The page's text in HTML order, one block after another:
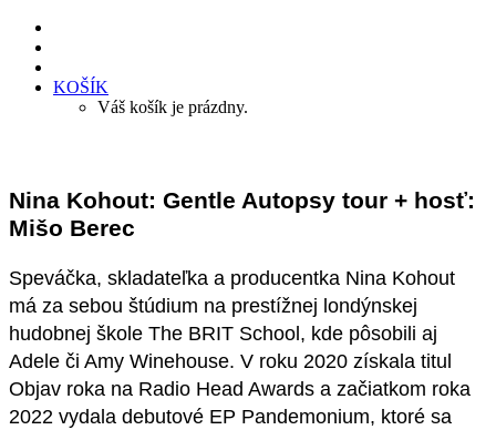
KOŠÍK
Váš košík je prázdny.
Nina Kohout: Gentle Autopsy tour + hosť:
Mišo Berec
Speváčka, skladateľka a producentka Nina Kohout
má za sebou štúdium na prestížnej londýnskej
hudobnej škole The BRIT School, kde pôsobili aj
Adele či Amy Winehouse. V roku 2020 získala titul
Objav roka na Radio Head Awards a začiatkom roka
2022 vydala debutové EP Pandemonium, ktoré sa